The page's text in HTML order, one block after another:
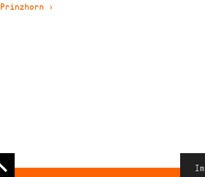
Prinzhorn ›